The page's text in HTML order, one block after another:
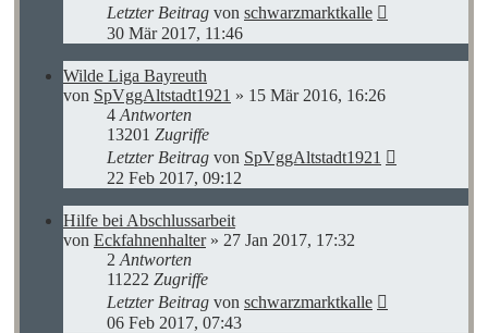
Letzter Beitrag von schwarzmarktkalle
30 Mär 2017, 11:46
Wilde Liga Bayreuth
von SpVggAltstadt1921 » 15 Mär 2016, 16:26
4 Antworten
13201 Zugriffe
Letzter Beitrag von SpVggAltstadt1921
22 Feb 2017, 09:12
Hilfe bei Abschlussarbeit
von Eckfahnenhalter» 27 Jan 2017, 17:32
2 Antworten
11222 Zugriffe
Letzter Beitrag von schwarzmarktkalle
06 Feb 2017, 07:43